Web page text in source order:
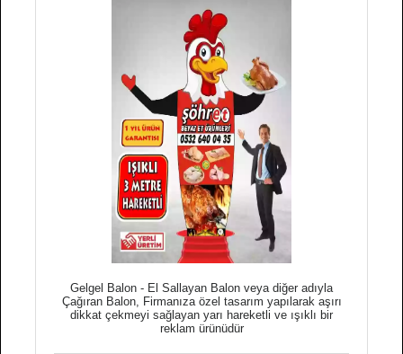
Gelgel Balon - El Sallayan Balon veya diğer adıyla
Çağıran Balon, Firmanıza özel tasarım yapılarak aşırı
dikkat çekmeyi sağlayan yarı hareketli ve ışıklı bir
reklam ürünüdür